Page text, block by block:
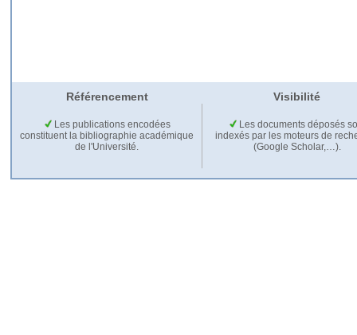
Référencement Visibilité
Les publications encodées
constituent la bibliographie académique
de l'Université.
Les documents déposés
indexés par les moteurs de
(Google Scholar,…).